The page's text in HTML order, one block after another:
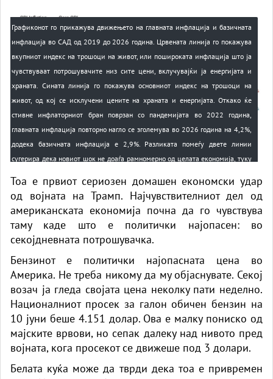
Графиконот го прикажува движењето на главната инфлација и базичната
инфлација во САД од 2019 до 2026 година. Црвената линија го покажува
вкупниот индекс на трошоци на живот, или пошироката инфлација што ја
чувствуваат потрошувачите низ сите цени, вклучувајќи ја енергијата и
храната. Сината линија го покажува основниот индекс на трошоци на
живот, од кој се исклучени цените на храната и енергијата. Откако ќе
стивне инфлаторниот бран поврзан со пандемијата во 2022 година,
главната инфлација повторно нагло се зголемува во 2026 година на 4,2%,
додека базичната инфлација е 2,9%. Разликата помеѓу двете линии
сугерира дека новиот шок не доаѓа рамномерно од целата економија, туку
чувствителни на војна. Двете стапки остануваат над целта од 2% на
Федералните резерви.
Тоа е првиот сериозен домашен економски удар
од војната на Трамп. Најчувствителниот дел од
американската економија почна да го чувствува
таму каде што е политички најопасен: во
секојдневната потрошувачка.
Бензинот е политички најопасната цена во
Америка. Не треба никому да му објаснувате. Секој
возач ја гледа својата цена неколку пати неделно.
Националниот просек за галон обичен бензин на
10 јуни беше 4.151 долар. Ова е малку пониско од
мајските врвови, но сепак далеку над нивото пред
војната, кога просекот се движеше под 3 долари.
Белата куќа може да тврди дека тоа е привремен